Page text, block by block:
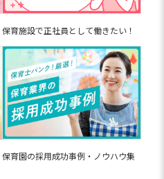
保育施設で正社員として働きたい！
保育園の採用成功事例・ノウハウ集